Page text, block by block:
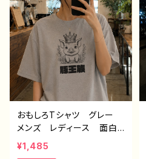
対応
おもしろTシャツ グレー
メンズ レディース 面白T
シャツ かわいい おしゃ
れ イラスト ブタ 動
¥1,485